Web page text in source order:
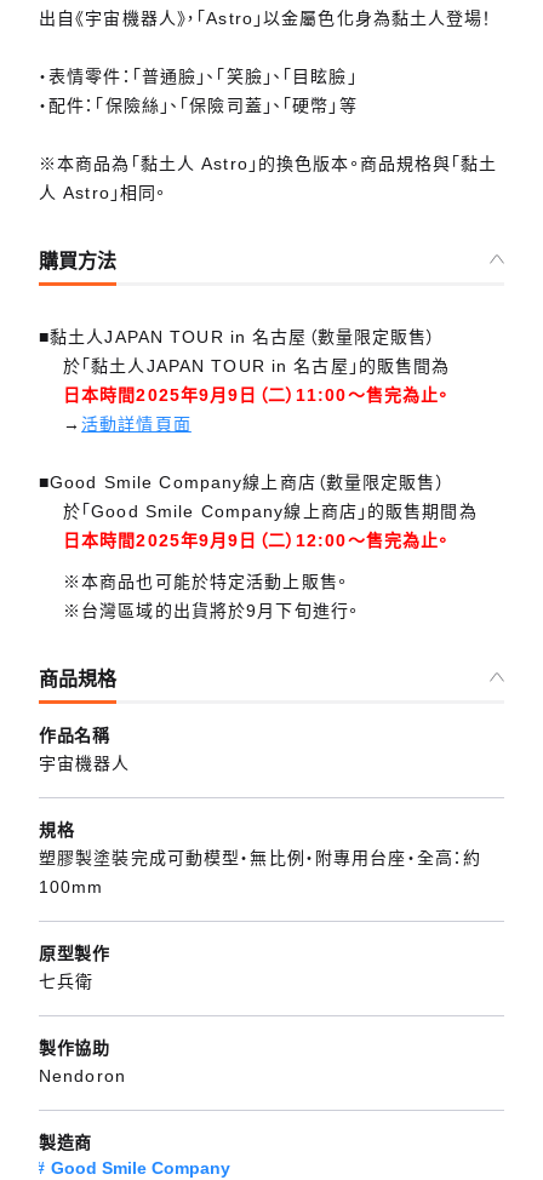
出自《宇宙機器人》，「Astro」以金屬色化身為黏土人登場！
・表情零件：「普通臉」、「笑臉」、「目眩臉」
・配件：「保險絲」、「保險司蓋」、「硬幣」等
※本商品為「黏土人 Astro」的換色版本。商品規格與「黏土
人 Astro」相同。
購買方法
■黏土人JAPAN TOUR in 名古屋（數量限定販售）
於「黏土人JAPAN TOUR in 名古屋」的販售間為
日本時間2025年9月9日（二）11:00～售完為止。
→活動詳情頁面
■Good Smile Company線上商店（數量限定販售）
於「Good Smile Company線上商店」的販售期間為
日本時間2025年9月9日（二）12:00～售完為止。
※本商品也可能於特定活動上販售。
※台灣區域的出貨將於9月下旬進行。
商品規格
作品名稱
宇宙機器人
規格
塑膠製塗裝完成可動模型・無比例・附專用台座・全高：約
100mm
原型製作
七兵衛
製作協助
Nendoron
製造商
Good Smile Company